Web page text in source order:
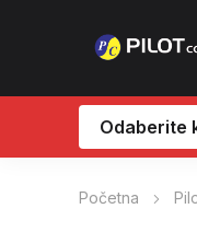
Odaberite
Početna